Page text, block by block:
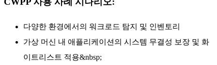
다양한 환경에서의 워크로드 탐지 및 인벤토리
가상 머신 내 애플리케이션의 시스템 무결성 보장 및 화
이트리스트 적용&nbsp;